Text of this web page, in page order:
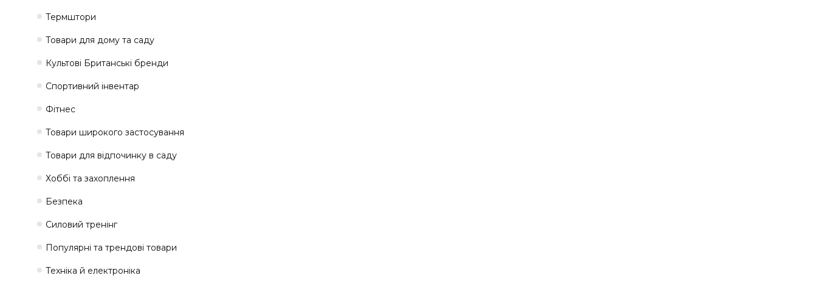
Термштори
Товари для дому та саду
Культові Британські бренди
Спортивний інвентар
Фітнес
Товари широкого застосування
Товари для відпочинку в саду
Хоббі та захоплення
Безпека
Силовий тренінг
Популярні та трендові товари
Техніка й електроніка